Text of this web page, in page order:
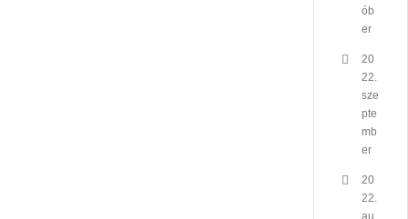
ób
er
20
22.
sze
pte
mb
er
20
22.
au